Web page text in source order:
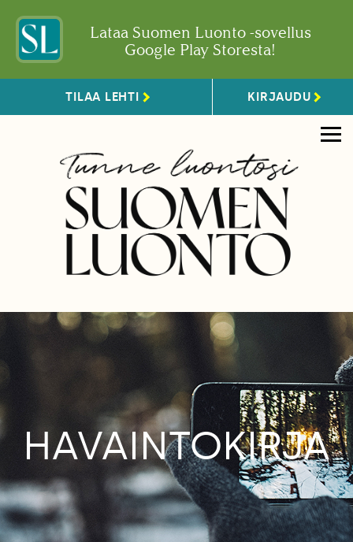
Lataa Suomen Luonto -sovellus
Google Play Storesta!
TILAA LEHTI KIRJAUDU
HAVAINTOKIRJA